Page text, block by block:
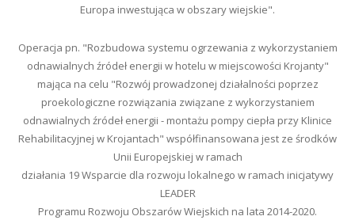
Europa inwestująca w obszary wiejskie".
Operacja pn. "Rozbudowa systemu ogrzewania z wykorzystaniem
odnawialnych źródeł energii w hotelu w miejscowości Krojanty"
mająca na celu "Rozwój prowadzonej działalności poprzez
proekologiczne rozwiązania związane z wykorzystaniem
odnawialnych źródeł energii - montażu pompy ciepła przy Klinice
Rehabilitacyjnej w Krojantach" współfinansowana jest ze środków
Unii Europejskiej w ramach
działania 19 Wsparcie dla rozwoju lokalnego w ramach inicjatywy
LEADER
Programu Rozwoju Obszarów Wiejskich na lata 2014-2020.